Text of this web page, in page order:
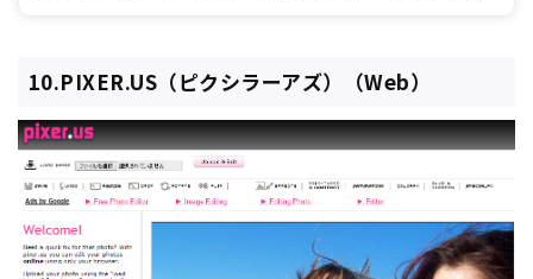
10.PIXER.US（ピクシラーアズ）（Web）